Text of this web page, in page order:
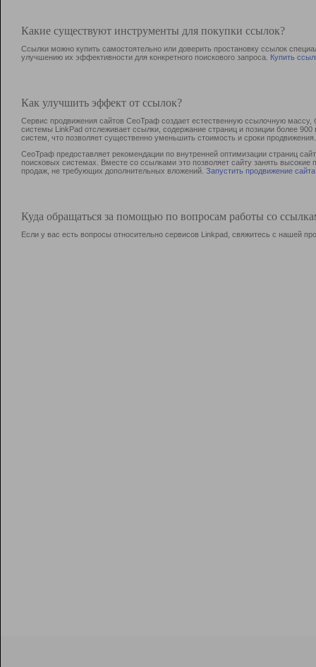
Какие существуют инструменты для покупки ссылок?
Ссылки можно купить самостоятельно или доверить простановку ссылок
улучшению их эффективности для конкретного поискового запроса. Купить
Как улучшить эффект от ссылок?
Сервис продвижения сайтов СеоТраф создает естественную ссылочную
системы LinkPad отслеживает ссылки, содержание страниц и позиции более
систем, что позволяет существенно уменьшить стоимость и сроки продвижения.
СеоТраф предоставляет рекомендации по внутренней оптимизации страниц
поисковых системах. Вместе со ссылками это позволяет сайту занять
продаж, не требующих дополнительных вложений. Запустить продвижение сайта
Куда обращаться за помощью по вопросам работы со
Если у вас есть вопросы относительно сервисов Linkpad, свяжитесь с нашей